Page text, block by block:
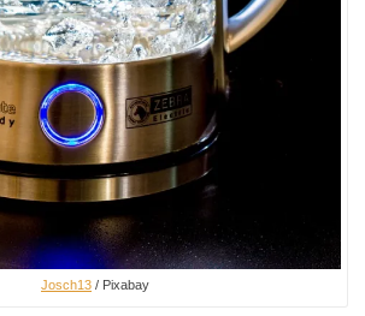
Josch13 / Pixabay